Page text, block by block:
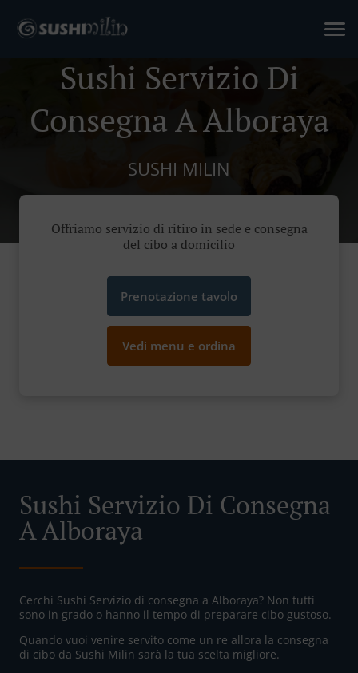
Sushi Servizio Di
Consegna A Alboraya
SUSHI MILIN
Offriamo servizio di ritiro in sede e consegna
del cibo a domicilio
Prenotazione tavolo
Vedi menu e ordina
Sushi Servizio Di Consegna
A Alboraya
Cerchi Sushi Servizio di consegna a Alboraya? Non tutti
sono in grado o hanno il tempo di preparare cibo gustoso.
Quando vuoi venire servito come un re allora la consegna
di cibo da Sushi Milin sarà la tua scelta migliore.